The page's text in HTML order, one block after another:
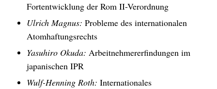
Fortentwicklung der Rom II-Verordnung
Ulrich Magnus: Probleme des internationalen
Atomhaftungsrechts
Yasuhiro Okuda: Arbeitnehmererfindungen im
japanischen IPR
Wulf-Henning Roth: Internationales